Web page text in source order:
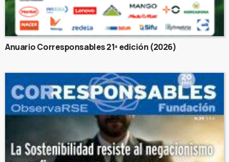
Anuario Corresponsables 21ª edición (2026)